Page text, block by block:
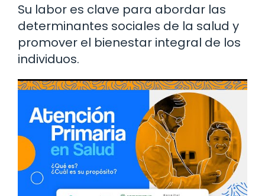
Su labor es clave para abordar las
determinantes sociales de la salud y
promover el bienestar integral de los
individuos.